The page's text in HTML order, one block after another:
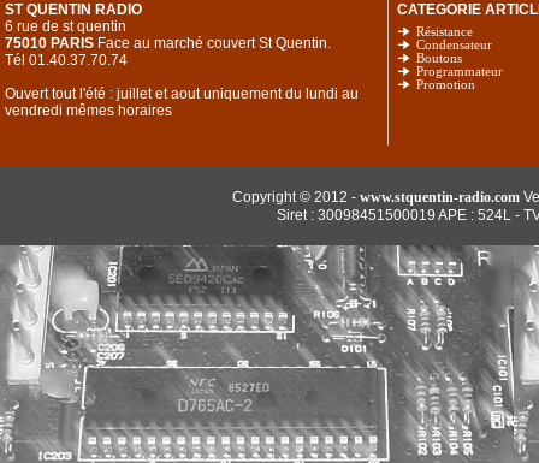
ST QUENTIN RADIO
6 rue de st quentin
75010 PARIS Face au marché couvert St Quentin.
Tél 01.40.37.70.74
Ouvert tout l'été : juillet et aout uniquement du lundi au
vendredi mêmes horaires
CATEGORIE
Résistance
Condensateur
Boutons
Programmateur
Promotion
Copyright © 2012 - www.stquentin-radio.com
Siret : 30098451500019 APE : 524L -